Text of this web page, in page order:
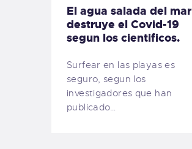
El agua salada del mar
destruye el Covid-19
segun los cientificos.
Surfear en las playas es
seguro, segun los
investigadores que han
publicado…